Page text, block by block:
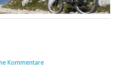
Kommentare